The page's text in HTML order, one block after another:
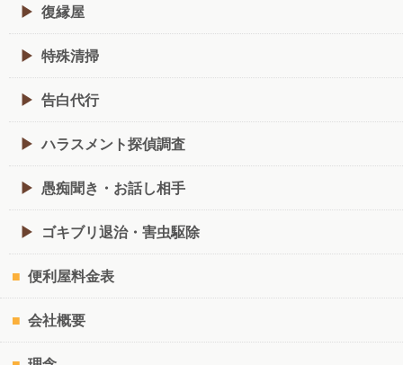
復縁屋
特殊清掃
告白代行
ハラスメント探偵調査
愚痴聞き・お話し相手
ゴキブリ退治・害虫駆除
便利屋料金表
会社概要